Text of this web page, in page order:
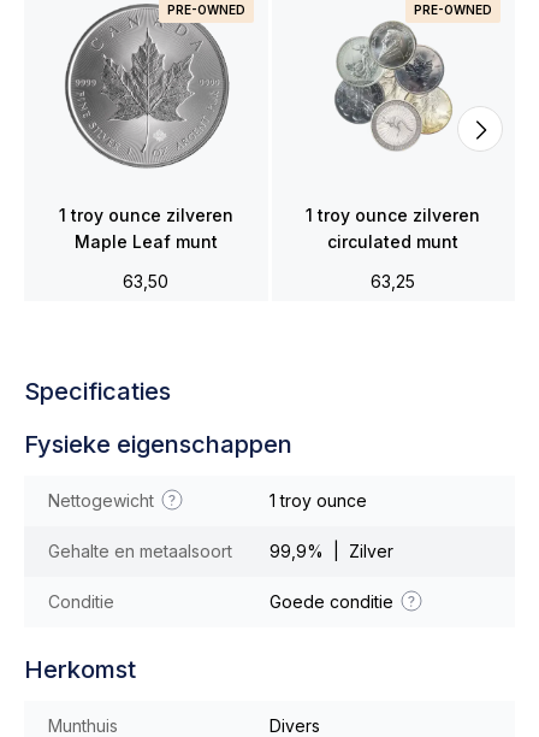
PRE-OWNED
1 troy ounce zilveren
Maple Leaf munt
63,50
PRE-OWNED
1 troy ounce zilveren
circulated munt
63,25
Specificaties
Fysieke eigenschappen
Nettogewicht 1 troy ounce
Gehalte en metaalsoort 99,9% | Zilver
Conditie Goede conditie
Herkomst
Munthuis Divers